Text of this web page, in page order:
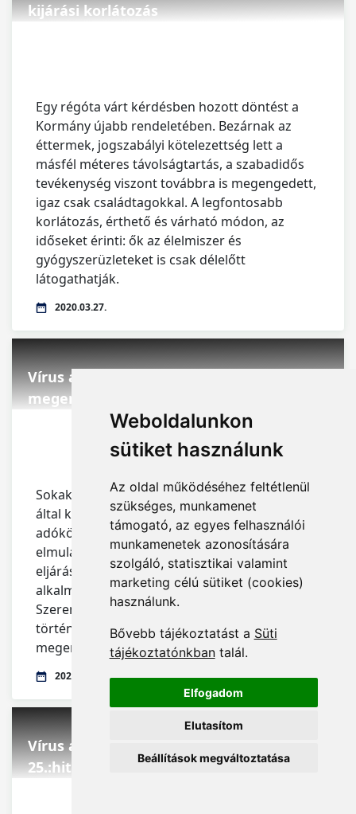
Weboldalunkon
sütiket használunk
Az oldal működéséhez feltétlenül
szükséges, munkamenet
támogató, az egyes felhasználói
munkamenetek azonosítására
szolgáló, statisztikai valamint
marketing célú sütiket (cookies)
használunk.
Bővebb tájékoztatást a Süti
tájékoztatónkbantalál.
Elfogadom
Elutasítom
Beállítások megváltoztatása
kijárási korlátozás
Egy régóta várt kérdésben hozott döntést a
Kormány újabb rendeletében. Bezárnak az
éttermek, jogszabályi kötelezettség lett a
másfél méteres távolságtartás, a szabadidős
tevékenység viszont továbbra is megengedett,
igaz csak családtagokkal. A legfontosabb
korlátozás, érthető és várható módon, az
időseket érinti: ők az élelmiszer és
gyógyszerüzleteket is csak délelőtt
látogathatják.
2020.03.27.
Vírus a munkahelyen: Még a NAV is
megengedőbb
Sokakban felmerül a kérdés, hogy a Kormány
által kihirdetett veszélyhelyzet idején az
adókötelezettségüket önhibájukon kívül
elmulasztó, teljesíteni nem tudó adózók milyen
eljárásra számíthatnak, milyen szankciókat
alkalmazhat velük szemben a NAV?
Szerencsére a járványhelyzetre tekintettel
történő mulasztásoknál az adóhivatal is
megengedőbb.
2020.03.27.
Vírus a munkahelyen: március
25.:hiteltörlesztési moratórium